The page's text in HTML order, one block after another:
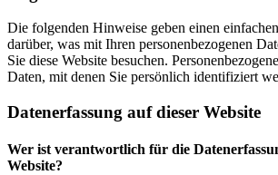
Die folgenden Hinweise geben einen
darüber, was mit Ihren personenbezogenen
Sie diese Website besuchen.
Daten, mit denen Sie persönlich identifiziert
Datenerfassung auf dieser Website
Wer ist verantwortlich für die
Website?